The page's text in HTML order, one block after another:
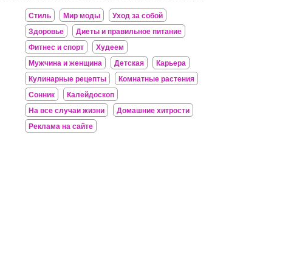
Стиль Мир моды
Уход за собой
Здоровье
Диеты и правильное питание
Фитнес и спорт
Худеем
Мужчина и женщина
Детская
Карьера
Кулинарные рецепты
Комнатные растения
Сонник
Калейдоскоп
На все случаи жизни
Домашние хитрости
Реклама на сайте